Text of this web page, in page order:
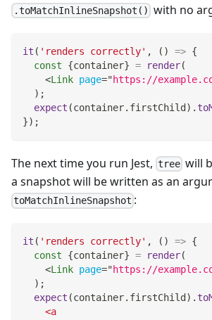
.toMatchInlineSnapshot() with no
it ( 'renders correctly' , ( ) => {
const
{container} = render(
<Link page="https://
) ;
expect (container. firstChild ) .
}) ;
The next time you run Jest, tree will
a snapshot will be written as an
toMatchInlineSnapshot :
it ( 'renders correctly' , ( ) => {
const
{container} = render(
<Link page="https://
) ;
expect (container. firstChild ) .
    <a